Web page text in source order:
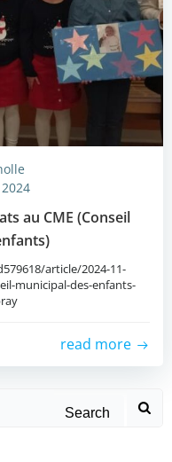
au CME (Conseil
article/2024-11-
municipal-des-enfants-
read more